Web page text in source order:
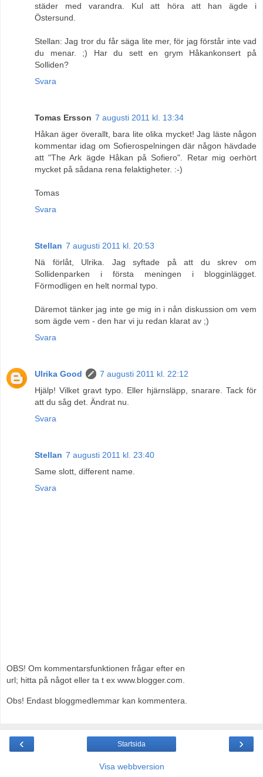
städer med varandra. Kul att höra att han ägde i
Östersund.
Stellan: Jag tror du får säga lite mer, för jag förstår inte vad
du menar. ;) Har du sett en grym Håkankonsert på
Solliden?
Svara
Tomas Ersson 7 augusti 2011 kl. 13:34
Håkan äger överallt, bara lite olika mycket! Jag läste någon
kommentar idag om Sofierospelningen där någon hävdade
att "The Ark ägde Håkan på Sofiero". Retar mig oerhört
mycket på sådana rena felaktigheter. :-)
Tomas
Svara
Stellan 7 augusti 2011 kl. 20:53
Nä förlåt, Ulrika. Jag syftade på att du skrev om
Sollidenparken i första meningen i blogginlägget.
Förmodligen en helt normal typo.
Däremot tänker jag inte ge mig in i nån diskussion om vem
som ägde vem - den har vi ju redan klarat av ;)
Svara
Ulrika Good
7 augusti 2011 kl. 22:12
Hjälp! Vilket gravt typo. Eller hjärnsläpp, snarare. Tack för
att du såg det. Ändrat nu.
Svara
Stellan 7 augusti 2011 kl. 23:40
Same slott, different name.
Svara
OBS! Om kommentarsfunktionen frågar efter en
url; hitta på något eller ta t ex www.blogger.com.
Obs! Endast bloggmedlemmar kan kommentera.
‹ ›
Startsida
Visa webbversion